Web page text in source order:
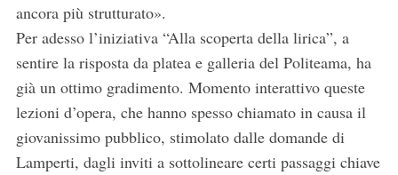
ancora più strutturato».
Per adesso l’iniziativa “Alla scoperta della lirica”, a
sentire la risposta da platea e galleria del Politeama, ha
già un ottimo gradimento. Momento interattivo queste
lezioni d’opera, che hanno spesso chiamato in causa il
giovanissimo pubblico, stimolato dalle domande di
Lamperti, dagli inviti a sottolineare certi passaggi chiave